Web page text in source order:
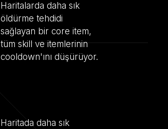
Haritalarda daha sık
öldürme tehdidi
sağlayan bir core item,
tüm skill ve itemlerinin
cooldown'ını düşürüyor.
Haritada daha sık